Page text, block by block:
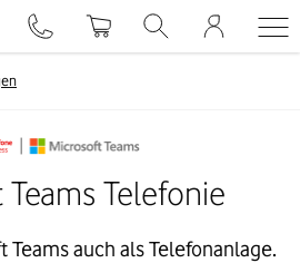
Telefonie
Teams auch als Telefonanlage.